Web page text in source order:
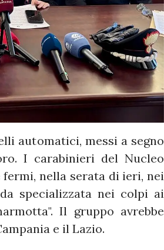
automatici, messi a segno
I carabinieri del Nucleo
nella serata di ieri, nei
specializzata nei colpi ai
Il gruppo avrebbe
e il Lazio.